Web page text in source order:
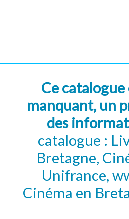
Ce
manquant, un
des
catalogue :
Bretagne,
Unifrance,
Cinéma en